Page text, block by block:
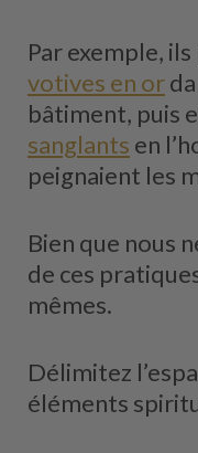
Par exemple,
votives en or
bâtiment, puis
sanglants en
peignaient les
Bien que nous
de ces
mêmes.
Délimitez
éléments